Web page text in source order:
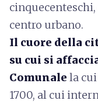
centro urbano.
Il cuore della
su cui si
Comunale la
1700, al cui